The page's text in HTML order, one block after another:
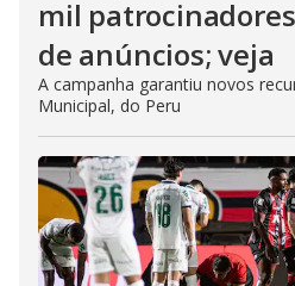
mil patrocinadores
de anúncios; veja
A campanha garantiu novos
Municipal, do Peru